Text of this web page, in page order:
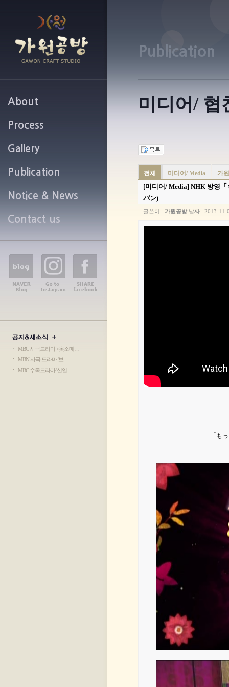
About
가원공방 소개
Process
작업과정 안내
Gallery
가원공방 갤러리
Publication
미디어 / 협찬
Notice & News
공지사항 및 새소식
Contact us
가원공방 오시는 길
ㆍ MBC 사극드라마 <옷소매…
ㆍ MBN 사극 드라마 '보…
ㆍ MBC 수목드라마 '신입…
Publication
미디어/ 협
전체 미디어/ Media 가
[미디어/ Media] NHK 방영「
バン)
글쓴이 : 가원공방 날짜 : 2013-11-
「も